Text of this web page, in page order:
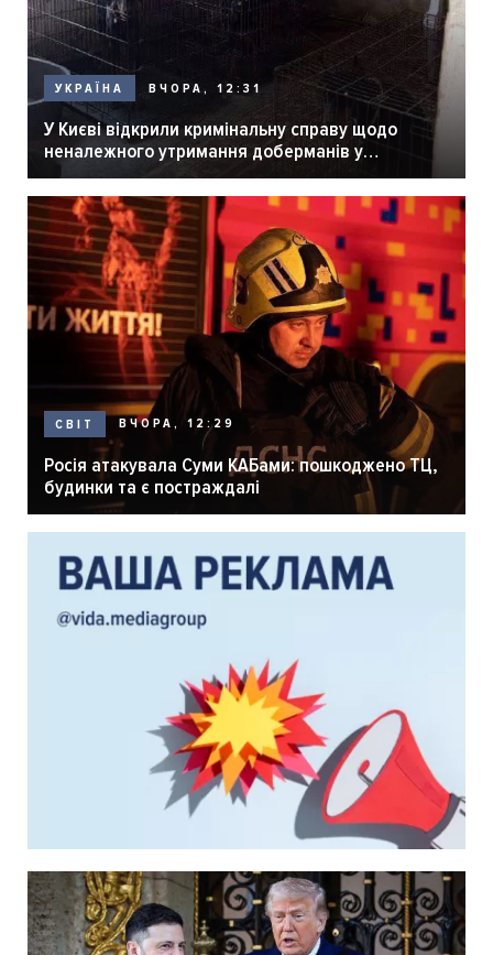
УКРАЇНА ВЧОРА, 12:31
У Києві відкрили кримінальну справу щодо
неналежного утримання доберманів у
розпліднику
СВІТ ВЧОРА, 12:29
Росія атакувала Суми КАБами: пошкоджено ТЦ,
будинки та є постраждалі